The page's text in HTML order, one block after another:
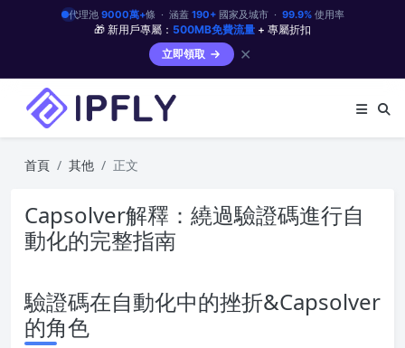
代理池 9000萬+條 · 涵蓋 190+國家及城市 · 99.9%使用率
🎁 新用戶專屬： 500MB免費流量 + 專屬折扣
立即領取
✕
首頁 其他 正文
Capsolver解釋：繞過驗證碼進行自
動化的完整指南
驗證碼在自動化中的挫折&Capsolver
的角色